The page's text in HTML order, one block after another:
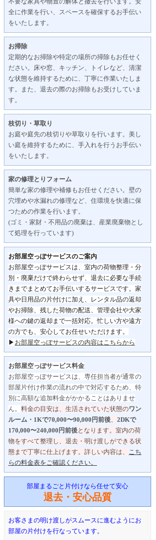
全に作業を行い、スペースを確保するお手伝い
をいたします。
お掃除
定期的なお掃除や特定の場所の掃除もお任せく
ださい。床や窓、キッチン、トイレなど、清潔
な状態を維持するために、丁寧に作業いたしま
す。また、退去の際のお掃除もお受けしていま
す。
枝切り・草取り
お庭や庭先の枝切りや草取りを行います。美し
い庭を維持するために、手入れを行うお手伝い
をいたします。
家の修理とりフォーム
簡単な家の修理や補修もお任せください。壁の
穴埋めや水漏れの修理など、住環境を快適に保
つための作業を行います。
(ゴミ・家財・不用品の廃棄は、産業廃棄物とし
て処理を行っています)
お部屋空っぽサービスのご案内
お部屋空っぽサービスは、室内の荷物整理・分
別・ 廃棄だけで終わらせず、 退去に必要な手続
きまでまとめてお手伝いするサービスです。 家
具や日用品の片付けに加え、レンタル品の返却
やお掃除、 残した荷物の配送、管理会社や大家
様への鍵の返却まで一括対応。忙しい方や遠方
の方でも、安心してお任せいただけます。
▶ お部屋空っぽサービスの内容はこちらから
お部屋空っぽサービス料金
お部屋空っぽサービスは、専任担当者が通常の
部屋片付け作業の流れの中で対応するため、特
別に高額な追加料金がかかることはありませ
ん。 料金の目安は、生活されていた状態のワン
ルーム・1Kで70,000〜90,000円前後
2DKで
170,000〜240,000円前後となります。 室内の荷
物をすべて整理し、退去・明け渡しができる状
態まで丁寧に仕上げます。詳しい内容は、
こち
らの料金表をご確認ください。
部屋まるごと片付けなら任せて安心
退去・安心品質
お客さまの明け渡しがスムースに進むようにお
部屋の片付けを行なっています。